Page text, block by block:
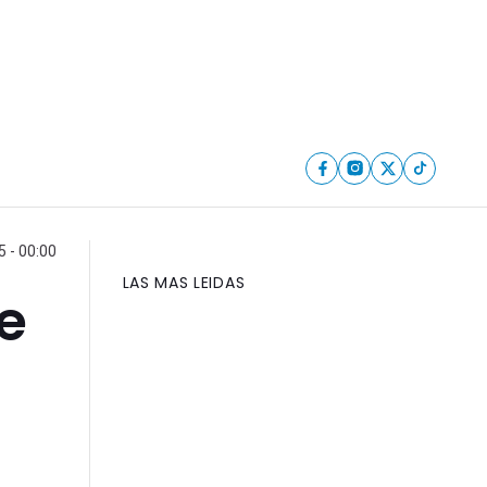
- 00:00
LAS MAS LEIDAS